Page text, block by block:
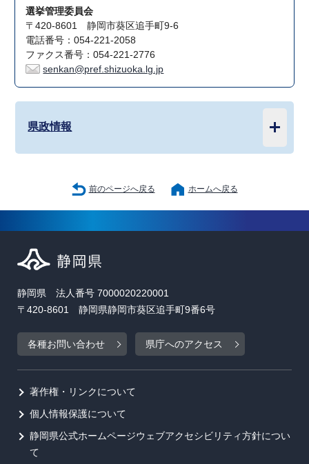
選挙管理委員会
〒420-8601 静岡市葵区追手町9-6
電話番号：054-221-2058
ファクス番号：054-221-2776
senkan@pref.shizuoka.lg.jp
県政情報
前のページへ戻る ホームへ戻る
静岡県 法人番号 7000020220001
〒420-8601 静岡県静岡市葵区追手町9番6号
各種お問い合わせ 県庁へのアクセス
著作権・リンクについて
個人情報保護について
静岡県公式ホームページウェブアクセシビリティ方針につい
て